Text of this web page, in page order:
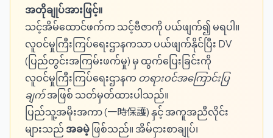
အတိုချုပ်အားဖြင့်။
သင့်အိမ်ထောင်ဖက်က သင့်ဗီဇာကို ပယ်ဖျက်၍ မရပါ။
လူဝင်မှုကြီးကြပ်ရေးဌာနကသာ ပယ်ဖျက်နိုင်ပြီး DV
(ပြည်တွင်းအကြမ်းဖက်မှု) မှ ထွက်ပြေးခြင်းကို
လူဝင်မှုကြီးကြပ်ရေးဌာနက တရားဝင်အကြောင်းပြ
ချက်အဖြစ် သတ်မှတ်ထားပါသည်။
ပြည်သူ့အမိုးအကာ (一時保護) နှင့် အကူအညီလိုင်း
များသည် အခမဲ့ဖြစ်သည်။ အိမ်ငှားစာချုပ်၊